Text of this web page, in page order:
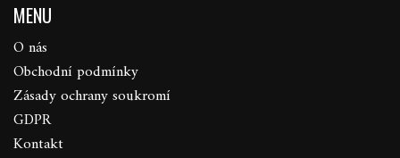
MENU
O nás
Obchodní podmínky
Zásady ochrany soukromí
GDPR
Kontakt